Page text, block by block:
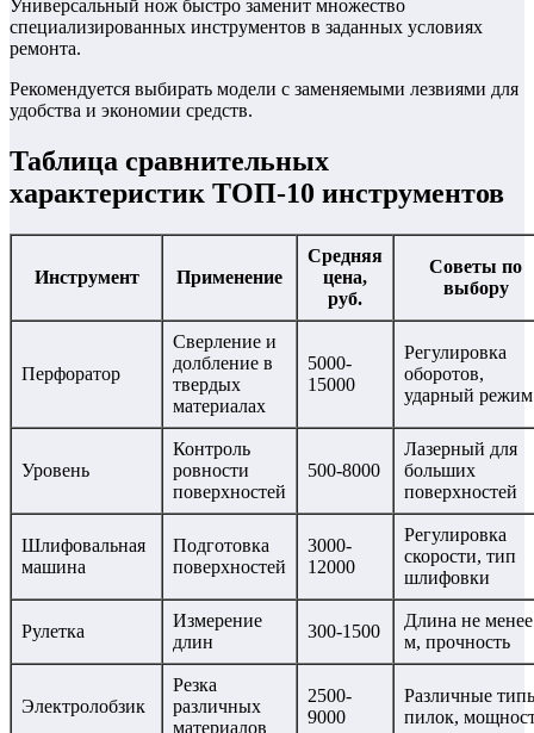
Универсальный нож быстро заменит множество
специализированных инструментов в заданных условиях
ремонта.
Рекомендуется выбирать модели с заменяемыми лезвиями для
удобства и экономии средств.
Таблица сравнительных
характеристик ТОП-10 инструментов
Инструмент Применение
Средняя
цена,
руб.
Советы по
выбору
Перфоратор
Сверление и
долбление в
твердых
материалах
5000-
15000
Регулировка
оборотов,
ударный режим
Уровень
Контроль
ровности
поверхностей
500-8000
Лазерный для
больших
поверхностей
Шлифовальная
машина
Подготовка
поверхностей
3000-
12000
Регулировка
скорости, тип
шлифовки
Рулетка
Измерение
длин
300-1500
Длина не
м, прочность
Электролобзик
Резка
различных
материалов
2500-
9000
Различные
пилок,